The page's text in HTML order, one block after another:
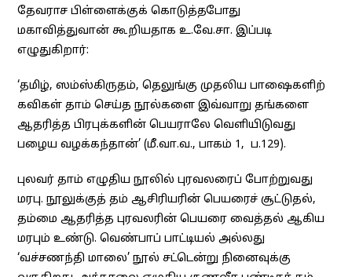
தேவராச பிள்ளைக்குக் கொடுத்தபோது
மகாவித்துவான் கூறியதாக உ.வே.சா. இப்படி
எழுதுகிறார்:
‘தமிழ், ஸம்ஸ்கிருதம், தெலுங்கு முதலிய பாஷைகளிற்
கவிகள் தாம் செய்த நூல்களை இவ்வாறு தங்களை
ஆதரித்த பிரபுக்களின் பெயராலே வெளியிடுவது
பழைய வழக்கந்தான்’ (மீ.வா.வ., பாகம் 1, ப.129).
புலவர் தாம் எழுதிய நூலில் புரவலரைப் போற்றுவது
மரபு. நூலுக்குத் தம் ஆசிரியரின் பெயரைச் சூட்டுதல்,
தம்மை ஆதரித்த புரவலரின் பெயரை வைத்தல் ஆகிய
மரபும் உண்டு. வெண்பாப் பாட்டியல் அல்லது
‘வச்சணந்தி மாலை’ நூல் சட்டென்று நினைவுக்கு